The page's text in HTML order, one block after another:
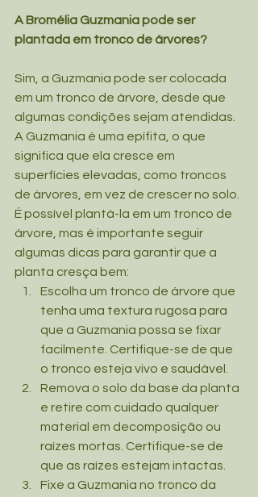
A Bromélia Guzmania pode ser
plantada em tronco de árvores?
Sim, a Guzmania pode ser colocada
em um tronco de árvore, desde que
algumas condições sejam atendidas.
A Guzmania é uma epífita, o que
significa que ela cresce em
superfícies elevadas, como troncos
de árvores, em vez de crescer no solo.
É possível plantá-la em um tronco de
árvore, mas é importante seguir
algumas dicas para garantir que a
planta cresça bem:
Escolha um tronco de árvore que
tenha uma textura rugosa para
que a Guzmania possa se fixar
facilmente. Certifique-se de que
o tronco esteja vivo e saudável.
Remova o solo da base da planta
e retire com cuidado qualquer
material em decomposição ou
raízes mortas. Certifique-se de
que as raízes estejam intactas.
Fixe a Guzmania no tronco da